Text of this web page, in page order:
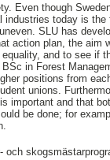
Even though
today is
SLU has
action plan, the aim
and to see if
in Forest
positions from
unions.
important and that
be done; for
och